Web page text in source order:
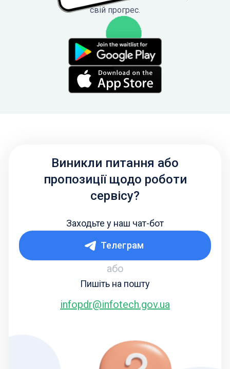
свій прогрес.
Виникли питання або
пропозиції щодо роботи
сервісу?
Заходьте у наш чат-бот
Телеграм
або
Пишіть на пошту
infopdr@infotech.gov.ua